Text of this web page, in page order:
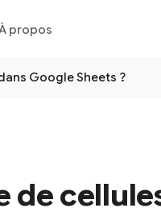
propos
Google Sheets ?
de